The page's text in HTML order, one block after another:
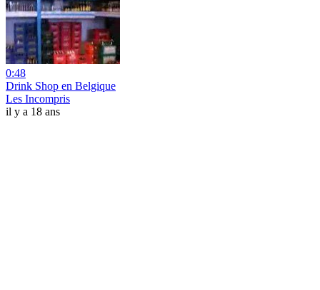
0:48
Drink Shop en Belgique
Les Incompris
il y a 18 ans